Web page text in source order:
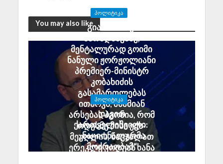
You may also like
ᲞᲝᲚᲘᲢᲘᲙᲐ
გია აბაშიძე:
მარადმწვანე,
მენტალურად გოიმი
ნანული ჟორჟოლიანი
პრემიერ-მინისტრ
კობახიძის
გასამართლებას
ითხოვს; შხამიან
არსებას ჰგონია, რომ
ოდესმე მისი ექს-
მეუღლის, ნაცჯალათ
ერეკლე კოდუას ხანა
ᲞᲝᲚᲘᲢᲘᲙᲐ
დავით
ქართველიშვილი:
„ნაციონალურმა
მოძრაობამ“